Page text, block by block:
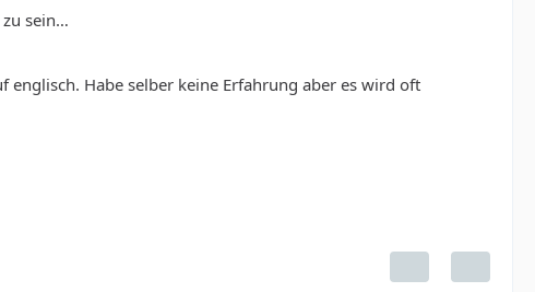
sein…
englisch. Habe selber keine Erfahrung aber es wird oft